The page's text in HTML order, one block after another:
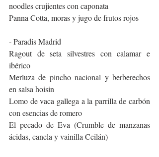
noodles crujientes con caponata
Panna Cotta, moras y jugo de frutos rojos
- Paradis Madrid
Ragout de seta silvestres con calamar e
ibérico
Merluza de pincho nacional y berberechos
en salsa hoisin
Lomo de vaca gallega a la parrilla de carbón
con esencias de romero
El pecado de Eva (Crumble de manzanas
ácidas, canela y vainilla Ceilán)